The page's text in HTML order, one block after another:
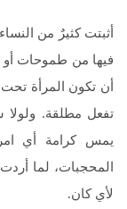
أثبتت كثيرٌ من
فيها من طموحات
أن تكون المرأة
تفعل مطلقة.
يمس كرامة أي
المحجبات، لما
لأي كان.